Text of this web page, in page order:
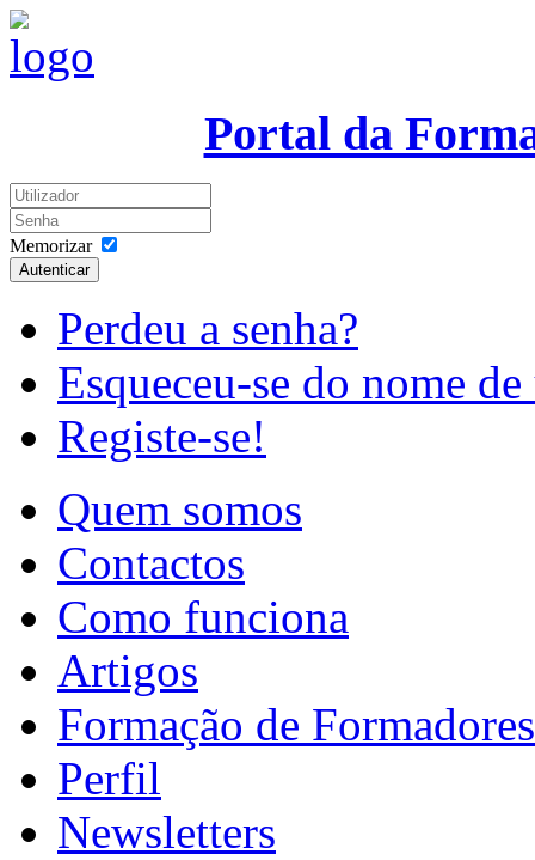
Portal da
Memorizar
Autenticar
Perdeu a senha?
Esqueceu-se do nome
Registe-se!
Quem somos
Contactos
Como funciona
Artigos
Formação de Formadores
Perfil
Newsletters